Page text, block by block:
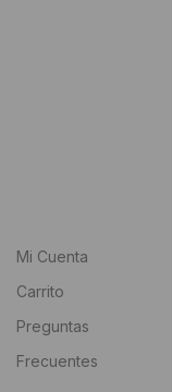
Mi Cuenta
Carrito
Preguntas
Frecuentes